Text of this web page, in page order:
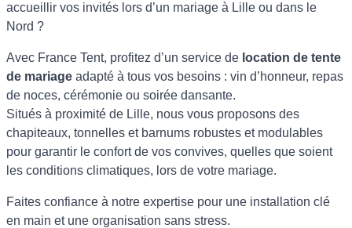
accueillir vos invités lors d’un mariage à Lille ou dans le
Nord ?
Avec France Tent, profitez d’un service de location de tente
de mariage adapté à tous vos besoins : vin d’honneur, repas
de noces, cérémonie ou soirée dansante.
Situés à proximité de Lille, nous vous proposons des
chapiteaux, tonnelles et barnums robustes et modulables
pour garantir le confort de vos convives, quelles que soient
les conditions climatiques, lors de votre mariage.
Faites confiance à notre expertise pour une installation clé
en main et une organisation sans stress.